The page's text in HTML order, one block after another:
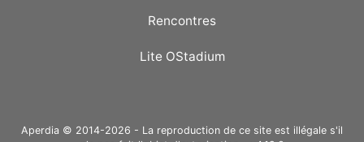
Rencontres
Lite OStadium
Aperdia © 2014-2026 - La reproduction de ce site est illégale s'il